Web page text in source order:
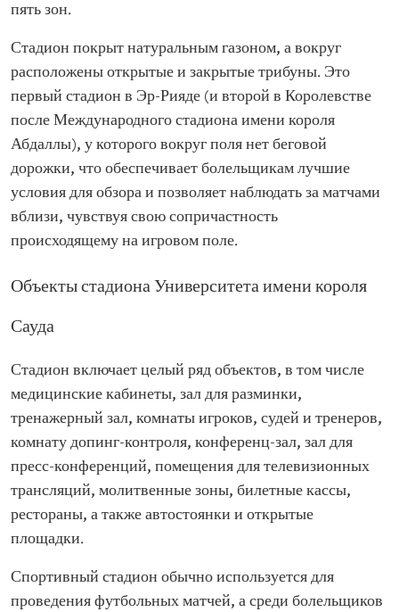
пять зон.
Стадион покрыт натуральным газоном, а вокруг
расположены открытые и закрытые трибуны. Это
первый стадион в Эр-Рияде (и второй в Королевстве
после Международного стадиона имени короля
Абдаллы), у которого вокруг поля нет беговой
дорожки, что обеспечивает болельщикам лучшие
условия для обзора и позволяет наблюдать за матчами
вблизи, чувствуя свою сопричастность
происходящему на игровом поле.
Объекты стадиона Университета имени короля
Сауда
Стадион включает целый ряд объектов, в том числе
медицинские кабинеты, зал для разминки,
тренажерный зал, комнаты игроков, судей и тренеров,
комнату допинг-контроля, конференц-зал, зал для
пресс-конференций, помещения для телевизионных
трансляций, молитвенные зоны, билетные кассы,
рестораны, а также автостоянки и открытые
площадки.
Спортивный стадион обычно используется для
проведения футбольных матчей, а среди болельщиков